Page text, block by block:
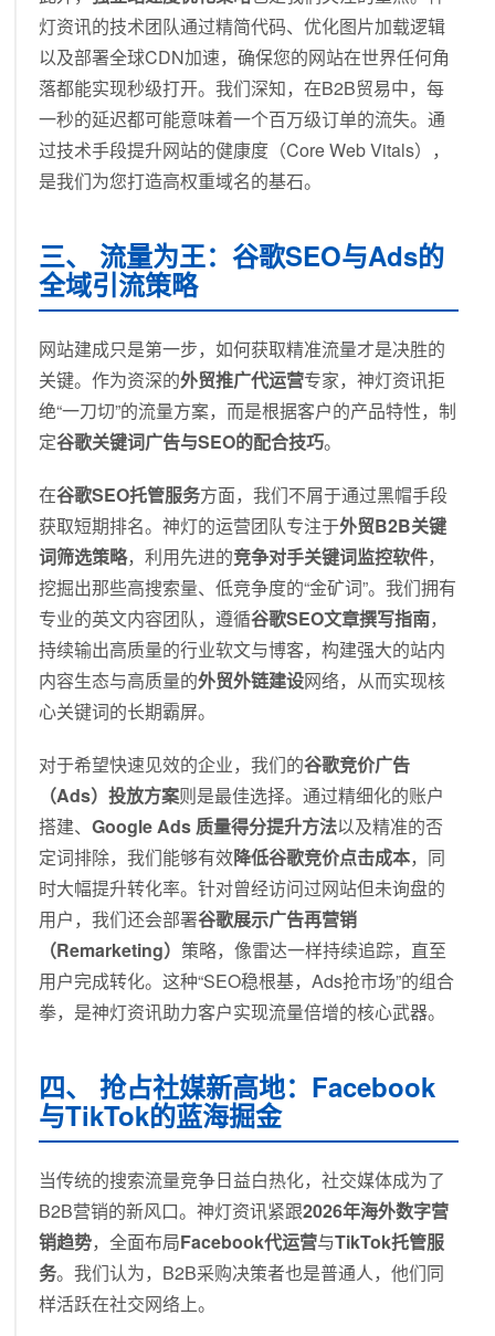
灯资讯的技术团队通过精简代码、优化图片加载逻辑
以及部署全球CDN加速，确保您的网站在世界任何角
落都能实现秒级打开。我们深知，在B2B贸易中，每
一秒的延迟都可能意味着一个百万级订单的流失。通
过技术手段提升网站的健康度（Core Web Vitals），
是我们为您打造高权重域名的基石。
三、 流量为王：谷歌SEO与Ads的
全域引流策略
网站建成只是第一步，如何获取精准流量才是决胜的
关键。作为资深的外贸推广代运营专家，神灯资讯拒
绝“一刀切”的流量方案，而是根据客户的产品特性，制
定谷歌关键词广告与SEO的配合技巧。
在谷歌SEO托管服务方面，我们不屑于通过黑帽手段
获取短期排名。神灯的运营团队专注于外贸B2B关键
词筛选策略，利用先进的竞争对手关键词监控软件，
挖掘出那些高搜索量、低竞争度的“金矿词”。我们拥有
专业的英文内容团队，遵循谷歌SEO文章撰写指南，
持续输出高质量的行业软文与博客，构建强大的站内
内容生态与高质量的外贸外链建设网络，从而实现核
心关键词的长期霸屏。
对于希望快速见效的企业，我们的谷歌竞价广告
（Ads）投放方案则是最佳选择。通过精细化的账户
搭建、Google Ads 质量得分提升方法以及精准的否
定词排除，我们能够有效降低谷歌竞价点击成本，同
时大幅提升转化率。针对曾经访问过网站但未询盘的
用户，我们还会部署谷歌展示广告再营销
（Remarketing） 策略，像雷达一样持续追踪，直至
用户完成转化。这种“SEO稳根基，Ads抢市场”的组合
拳，是神灯资讯助力客户实现流量倍增的核心武器。
四、 抢占社媒新高地：Facebook
与TikTok的蓝海掘金
当传统的搜索流量竞争日益白热化，社交媒体成为了
B2B营销的新风口。神灯资讯紧跟2026年海外数字营
销趋势，全面布局Facebook代运营与TikTok托管服
务。我们认为，B2B采购决策者也是普通人，他们同
样活跃在社交网络上。